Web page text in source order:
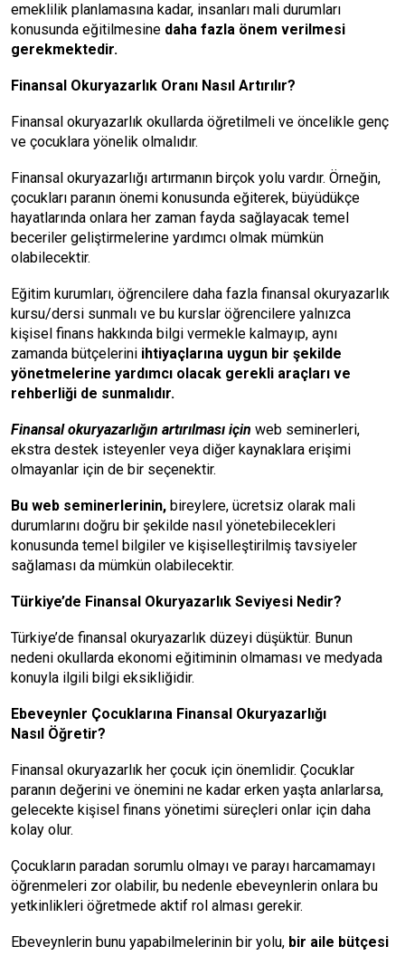
emeklilik planlamasına kadar, insanları mali durumları
konusunda eğitilmesine daha fazla önem verilmesi
gerekmektedir.
Finansal Okuryazarlık Oranı Nasıl Artırılır?
Finansal okuryazarlık okullarda öğretilmeli ve öncelikle genç
ve çocuklara yönelik olmalıdır.
Finansal okuryazarlığı artırmanın birçok yolu vardır. Örneğin,
çocukları paranın önemi konusunda eğiterek, büyüdükçe
hayatlarında onlara her zaman fayda sağlayacak temel
beceriler geliştirmelerine yardımcı olmak mümkün
olabilecektir.
Eğitim kurumları, öğrencilere daha fazla finansal okuryazarlık
kursu/dersi sunmalı ve bu kurslar öğrencilere yalnızca
kişisel finans hakkında bilgi vermekle kalmayıp, aynı
zamanda bütçelerini ihtiyaçlarına uygun bir şekilde
yönetmelerine yardımcı olacak gerekli araçları ve
rehberliği de sunmalıdır.
Finansal okuryazarlığın artırılması için web seminerleri,
ekstra destek isteyenler veya diğer kaynaklara erişimi
olmayanlar için de bir seçenektir.
Bu web seminerlerinin, bireylere, ücretsiz olarak mali
durumlarını doğru bir şekilde nasıl yönetebilecekleri
konusunda temel bilgiler ve kişiselleştirilmiş tavsiyeler
sağlaması da mümkün olabilecektir.
Türkiye’de Finansal Okuryazarlık Seviyesi Nedir?
Türkiye’de finansal okuryazarlık düzeyi düşüktür. Bunun
nedeni okullarda ekonomi eğitiminin olmaması ve medyada
konuyla ilgili bilgi eksikliğidir.
Ebeveynler Çocuklarına Finansal Okuryazarlığı
Nasıl Öğretir?
Finansal okuryazarlık her çocuk için önemlidir. Çocuklar
paranın değerini ve önemini ne kadar erken yaşta anlarlarsa,
gelecekte kişisel finans yönetimi süreçleri onlar için daha
kolay olur.
Çocukların paradan sorumlu olmayı ve parayı harcamamayı
öğrenmeleri zor olabilir, bu nedenle ebeveynlerin onlara bu
yetkinlikleri öğretmede aktif rol alması gerekir.
Ebeveynlerin bunu yapabilmelerinin bir yolu, bir aile bütçesi